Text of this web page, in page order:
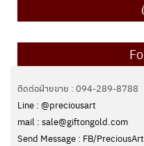
ติดต่อฝ่ายขาย : 094-289-8788
Line : @preciousart
mail : sale@giftongold.com
Send Message : FB/